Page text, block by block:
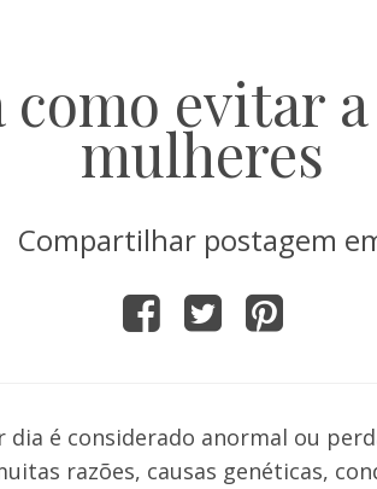
evitar
mulheres
Compartilhar postagem
é considerado anormal ou
razões, causas genéticas,